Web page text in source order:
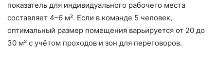
показатель для индивидуального рабочего места
составляет 4–6 м². Если в команде 5 человек,
оптимальный размер помещения варьируется от 20 до
30 м² с учётом проходов и зон для переговоров.